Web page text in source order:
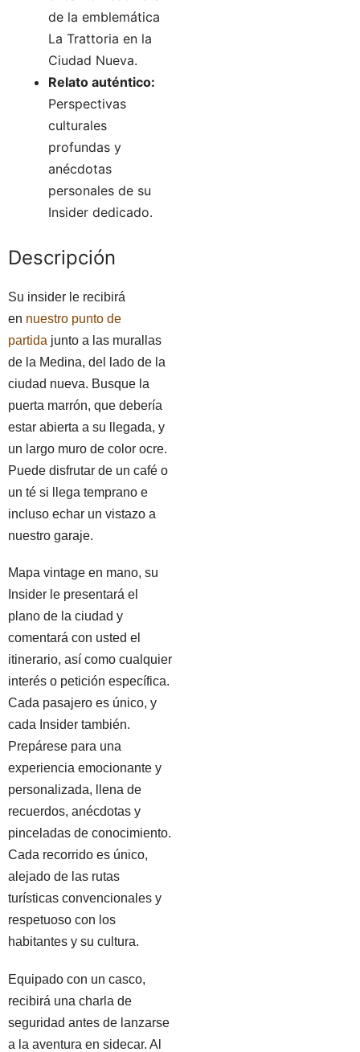
de la emblemática
La Trattoria en la
Ciudad Nueva.
Relato auténtico:
Perspectivas
culturales
profundas y
anécdotas
personales de su
Insider dedicado.
Descripción
Su insider le recibirá
en nuestro punto de
partida junto a las murallas
de la Medina, del lado de la
ciudad nueva. Busque la
puerta marrón, que debería
estar abierta a su llegada, y
un largo muro de color ocre.
Puede disfrutar de un café o
un té si llega temprano e
incluso echar un vistazo a
nuestro garaje.
Mapa vintage en mano, su
Insider le presentará el
plano de la ciudad y
comentará con usted el
itinerario, así como cualquier
interés o petición específica.
Cada pasajero es único, y
cada Insider también.
Prepárese para una
experiencia emocionante y
personalizada, llena de
recuerdos, anécdotas y
pinceladas de conocimiento.
Cada recorrido es único,
alejado de las rutas
turísticas convencionales y
respetuoso con los
habitantes y su cultura.
Equipado con un casco,
recibirá una charla de
seguridad antes de lanzarse
a la aventura en sidecar. Al